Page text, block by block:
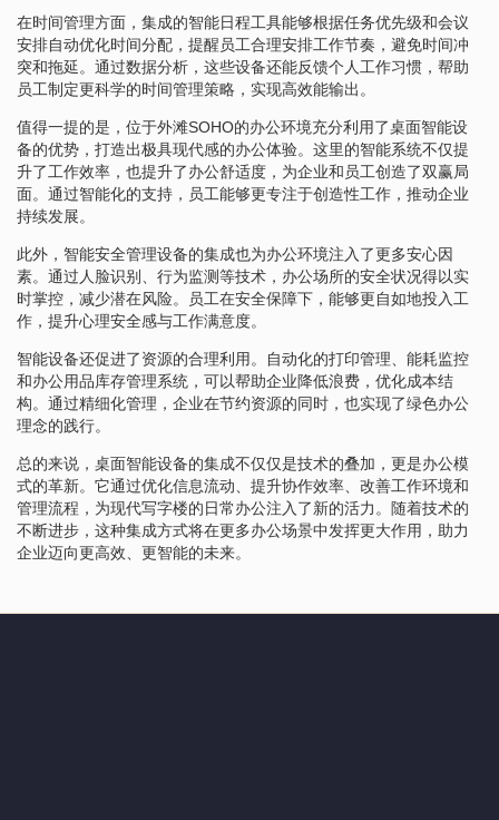
在时间管理方面，集成的智能日程工具能够根据任务优先级和会议
安排自动优化时间分配，提醒员工合理安排工作节奏，避免时间冲
突和拖延。通过数据分析，这些设备还能反馈个人工作习惯，帮助
员工制定更科学的时间管理策略，实现高效能输出。
值得一提的是，位于外滩SOHO的办公环境充分利用了桌面智能设
备的优势，打造出极具现代感的办公体验。这里的智能系统不仅提
升了工作效率，也提升了办公舒适度，为企业和员工创造了双赢局
面。通过智能化的支持，员工能够更专注于创造性工作，推动企业
持续发展。
此外，智能安全管理设备的集成也为办公环境注入了更多安心因
素。通过人脸识别、行为监测等技术，办公场所的安全状况得以实
时掌控，减少潜在风险。员工在安全保障下，能够更自如地投入工
作，提升心理安全感与工作满意度。
智能设备还促进了资源的合理利用。自动化的打印管理、能耗监控
和办公用品库存管理系统，可以帮助企业降低浪费，优化成本结
构。通过精细化管理，企业在节约资源的同时，也实现了绿色办公
理念的践行。
总的来说，桌面智能设备的集成不仅仅是技术的叠加，更是办公模
式的革新。它通过优化信息流动、提升协作效率、改善工作环境和
管理流程，为现代写字楼的日常办公注入了新的活力。随着技术的
不断进步，这种集成方式将在更多办公场景中发挥更大作用，助力
企业迈向更高效、更智能的未来。